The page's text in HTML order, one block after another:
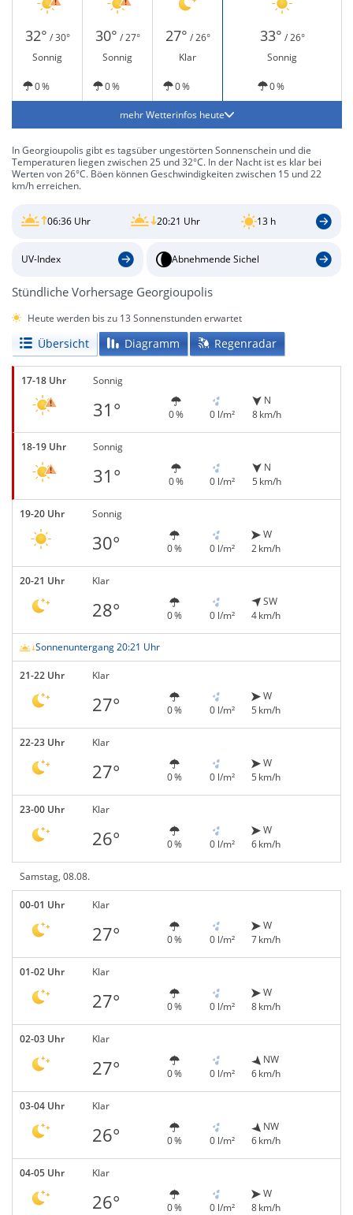
32° / 30° 30° / 27° 27° / 26° 33° / 26°
Sonnig
Sonnig Klar Sonnig
0 % 0 % 0 % 0 %
mehr Wetterinfos heute
In Georgioupolis gibt es tagsüber ungestörten Sonnenschein und die
Temperaturen liegen zwischen 25 und 32°C. In der Nacht ist es klar bei
Werten von 26°C. Böen können Geschwindigkeiten zwischen 15 und 22
km/h erreichen.
06:36 Uhr 20:21 Uhr 13 h
UV-Index Abnehmende Sichel
Stündliche Vorhersage Georgioupolis
Heute werden bis zu 13 Sonnenstunden erwartet
Übersicht Diagramm Regenradar
17-18 Uhr Sonnig
31° 0 % 0 l/m²
N
8 km/h
18-19 Uhr Sonnig
31° 0 % 0 l/m²
N
5 km/h
19-20 Uhr Sonnig
30° 0 % 0 l/m²
W
2 km/h
20-21 Uhr Klar
28° 0 % 0 l/m²
SW
4 km/h
Sonnenuntergang 20:21 Uhr
21-22 Uhr Klar
27° 0 % 0 l/m²
W
5 km/h
22-23 Uhr Klar
27° 0 % 0 l/m²
W
5 km/h
23-00 Uhr Klar
26° 0 % 0 l/m²
W
6 km/h
Samstag, 08.08.
00-01 Uhr Klar
27° 0 % 0 l/m²
W
7 km/h
01-02 Uhr Klar
27° 0 % 0 l/m²
W
8 km/h
02-03 Uhr Klar
27° 0 % 0 l/m²
NW
6 km/h
03-04 Uhr Klar
26° 0 % 0 l/m²
NW
6 km/h
04-05 Uhr Klar
26° 0 % 0 l/m²
W
8 km/h